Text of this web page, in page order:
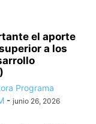
el aporte
a los
Programa
- junio 26, 2026